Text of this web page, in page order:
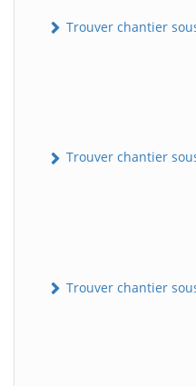
Trouver chantier
Trouver chantier
Trouver chantier